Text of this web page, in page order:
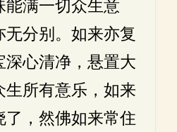
能满一切众生意
分别。如来亦复
深心清净，悬置大
生所有意乐，如来
了，然佛如来常住